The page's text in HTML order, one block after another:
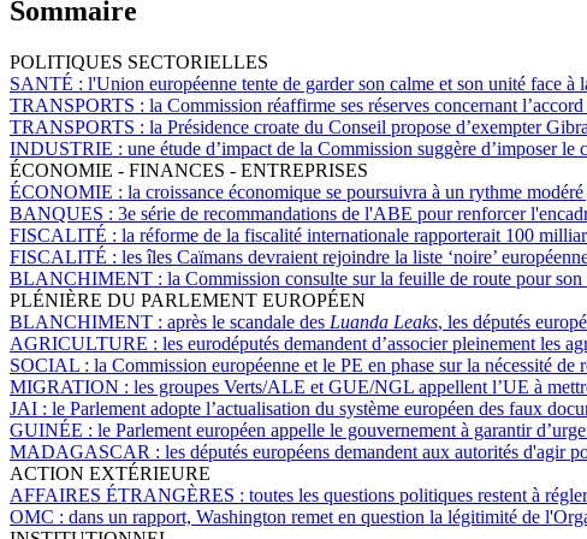
Sommaire
POLITIQUES SECTORIELLES
SANTÉ : l'Union européenne tente de garder son calme et son unité face à
TRANSPORTS : la Commission réaffirme ses réserves concernant
TRANSPORTS : la Présidence croate du Conseil propose d’exempter
INDUSTRIE : une étude d’impact de la Commission suggère d’imposer le
ÉCONOMIE - FINANCES - ENTREPRISES
ÉCONOMIE : la croissance économique se poursuivra à un rythme
BANQUES : 3e série de recommandations de l'ABE pour renforcer
FISCALITÉ : la réforme de la fiscalité internationale rapporterait 100
FISCALITÉ : les îles Caïmans devraient rejoindre la liste ‘noire’
BLANCHIMENT : la Commission consulte sur la feuille de route pour
PLÉNIÈRE DU PARLEMENT EUROPÉEN
BLANCHIMENT : après le scandale des Luanda Leaks, les députés
AGRICULTURE : les eurodéputés demandent d’associer pleinement les
SOCIAL : la Commission européenne et le PE en phase sur la nécessité
MIGRATION : les groupes Verts/ALE et GUE/NGL appellent l’UE à
JAI : le Parlement adopte l’actualisation du système européen des faux
GUINÉE : le Parlement européen appelle le gouvernement à garantir
MADAGASCAR : les députés européens demandent aux autorités d'agir
ACTION EXTÉRIEURE
AFFAIRES ÉTRANGÈRES : toutes les questions politiques restent à
OMC : dans un rapport, Washington remet en question la légitimité de